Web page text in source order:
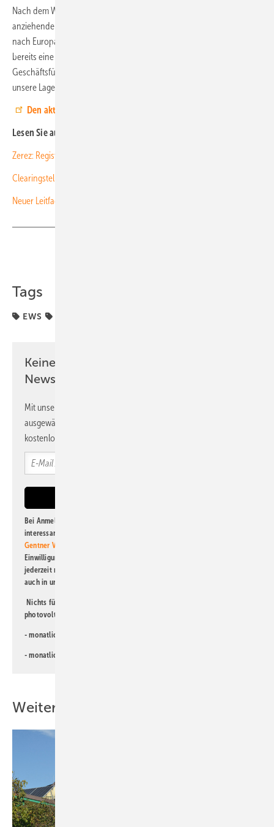
Nach dem Wegfall des Exportrabattes für Solarmodule und
anziehendem Projektmarkt in China kommt deutlich weniger Ware
nach Europa. „Beim Preis für hochwertige Solarmodule sehen wir
bereits eine Trendwende nach oben“, kommentiert Kai Lippert,
Geschäftsführer des norddeutschen Großhändlers EWS. „Wir bauen
unsere Lagerbestände bereits deutlich aus.“ (HS)
Den aktuellen Marktreport von EWS lesen Sie hier.
Lesen Sie auch:
Zerez: Register für Zertifikate ab Februar 2025 verpflichtend
Clearingstelle: Solarzäune erhalten EEG-Vergütung
Neuer Leitfaden zur Einrüstung bei Dachinstallationen
Tags
EWS
Keine Zeit? Kein Problem mit dem PV
Newsletter!
Mit unserem Newsletter erhalten Sie regelmäßig von uns
ausgewählte Informationen und Neuigkeiten, gebündelt und
kostenlos direkt ins Postfach.
Bei Anmeldung zu diesem Newsletter bin ich damit einverstanden, über
interessante Verlags- und Online-Angebote
Gentner Verlag GmbH & Co. KG
Einwilligung kann ich jederzeit widerrufen und eine Abmeldung ist
jederzeit möglich. Informationen zum Umgang mit Daten finden Sie
auch in unserer
Nichts für Sie dabei? Dann lesen Sie doch einen unserer weiteren
photovoltaik-Newsletter!
- monatlicher
- monatlicher
Weitere Inhalte